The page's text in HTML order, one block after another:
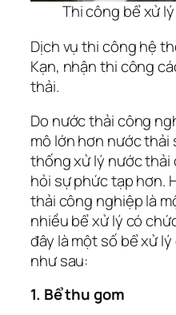
Thi công bể xử
Dịch vụ thi công hệ
Kạn, nhận thi công
thải.
Do nước thải công
mô lớn hơn nước thải
thống xử lý nước
hỏi sự phức tạp hơn.
thải công nghiệp là
nhiều bể xử lý có
đây là một số bể xử
như sau:
1. Bể thu gom